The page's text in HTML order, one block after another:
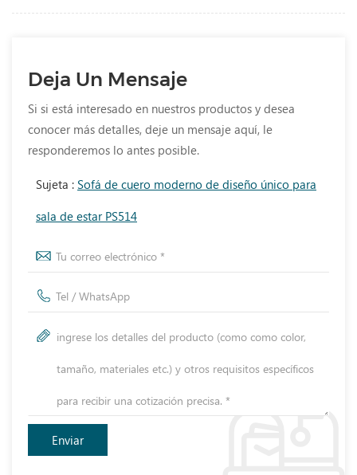
Deja Un Mensaje
Si si está interesado en nuestros productos y desea
conocer más detalles, deje un mensaje aquí, le
responderemos lo antes posible.
Sujeta : Sofá de cuero moderno de diseño único para
sala de estar PS514